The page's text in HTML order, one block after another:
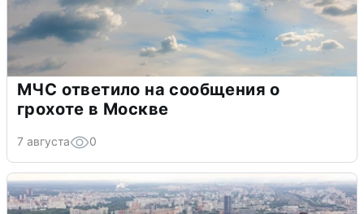
МЧС ответило на сообщения о
грохоте в Москве
7 августа 0